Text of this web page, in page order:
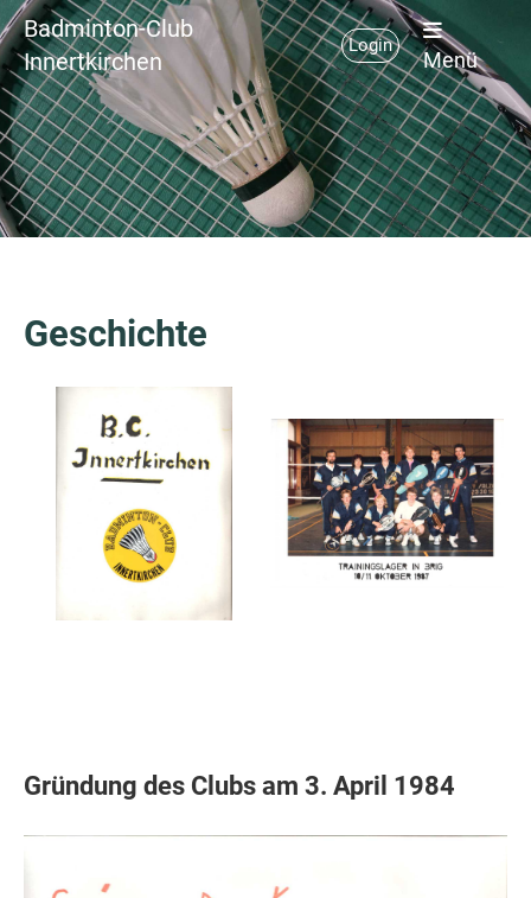
Badminton-Club
Innertkirchen
Login
Menü
Geschichte
Gründung des Clubs am 3. April 1984